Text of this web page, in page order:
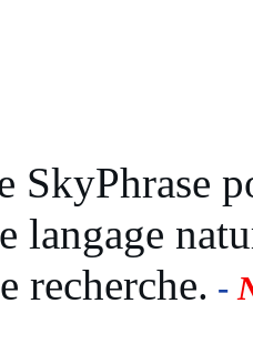
SkyPhrase
langage
recherche. -